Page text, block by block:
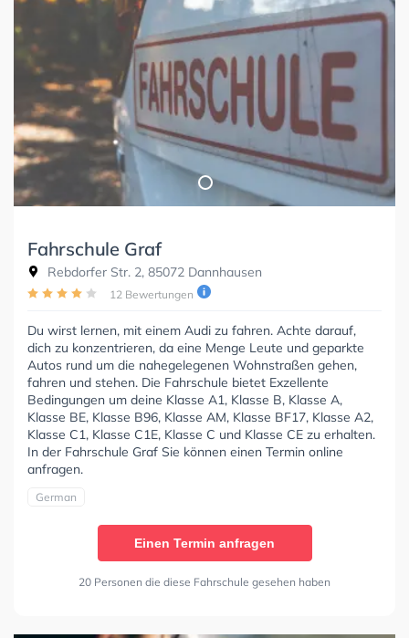
Fahrschule Graf
Rebdorfer Str. 2, 85072 Dannhausen
12 Bewertungen
Du wirst lernen, mit einem Audi zu fahren. Achte darauf,
dich zu konzentrieren, da eine Menge Leute und geparkte
Autos rund um die nahegelegenen Wohnstraßen gehen,
fahren und stehen. Die Fahrschule bietet Exzellente
Bedingungen um deine Klasse A1, Klasse B, Klasse A,
Klasse BE, Klasse B96, Klasse AM, Klasse BF17, Klasse A2,
Klasse C1, Klasse C1E, Klasse C und Klasse CE zu erhalten.
In der Fahrschule Graf Sie können einen Termin online
anfragen.
German
Einen Termin anfragen
20 Personen die diese Fahrschule gesehen haben